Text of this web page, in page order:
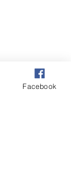
Facebook